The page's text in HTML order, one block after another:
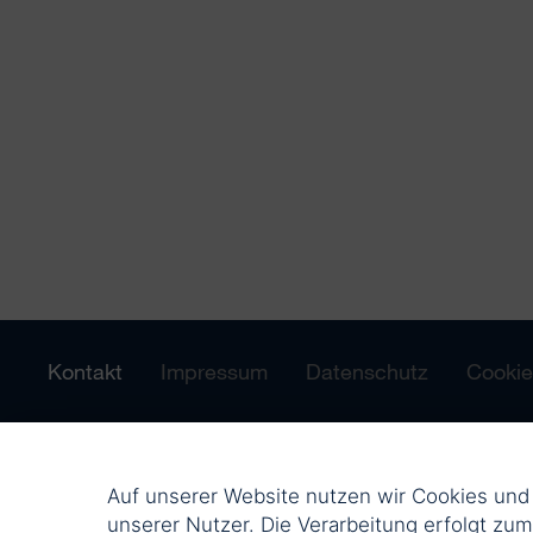
Kontakt Impressum Datenschutz
Auf unserer Website nutzen wir Cookies
unserer Nutzer. Die Verarbeitung erfolgt